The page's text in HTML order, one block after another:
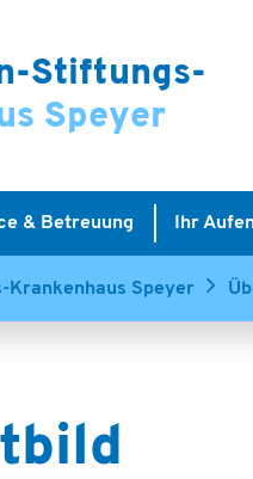
Stiftungs-
Speyer
& Betreuung Ihr
Krankenhaus Speyer